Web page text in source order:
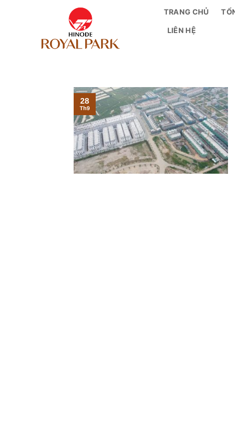
TRANG CHỦ
LIÊN HỆ
28
Th9